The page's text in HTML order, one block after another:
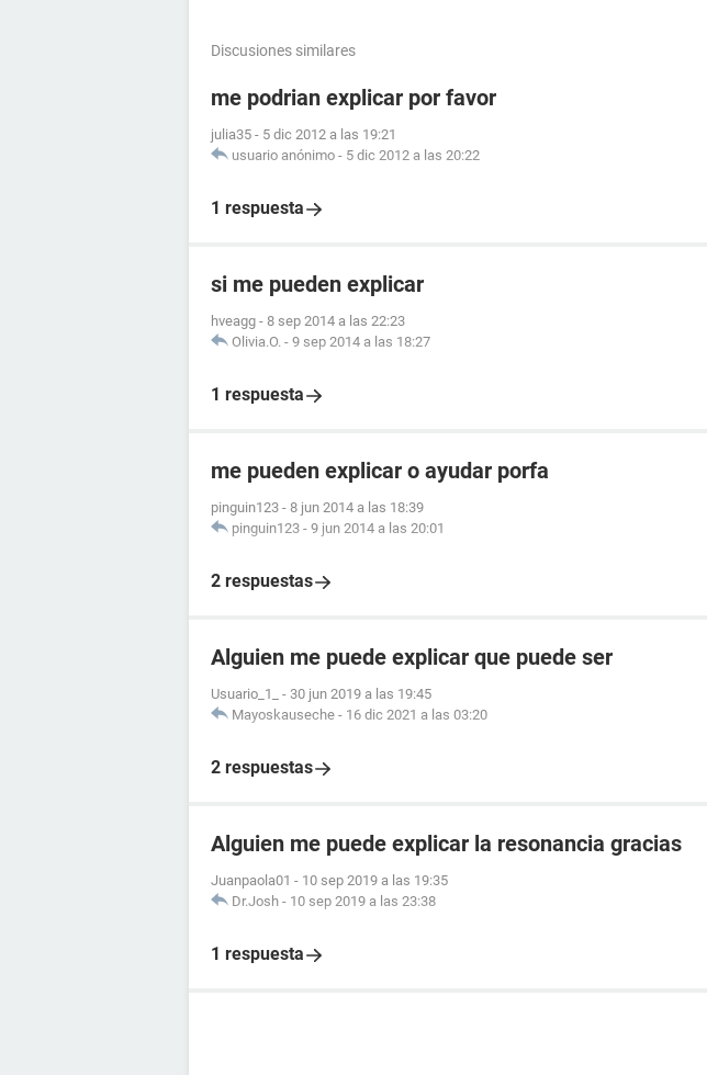
Discusiones similares
me podrian explicar por favor
julia35 - 5 dic 2012 a las 19:21
usuario anónimo - 5 dic 2012 a las 20:22
1 respuesta
si me pueden explicar
hveagg - 8 sep 2014 a las 22:23
Olivia.O. - 9 sep 2014 a las 18:27
1 respuesta
me pueden explicar o ayudar porfa
pinguin123 - 8 jun 2014 a las 18:39
pinguin123 - 9 jun 2014 a las 20:01
2 respuestas
Alguien me puede explicar que puede ser
Usuario_1_ - 30 jun 2019 a las 19:45
Mayoskauseche - 16 dic 2021 a las 03:20
2 respuestas
Alguien me puede explicar la resonancia gracias
Juanpaola01 - 10 sep 2019 a las 19:35
Dr.Josh - 10 sep 2019 a las 23:38
1 respuesta